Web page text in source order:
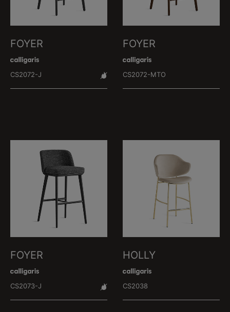
FOYER
CS2072-J
FOYER
CS2072-MTO
FOYER
CS2073-J
HOLLY
CS2038